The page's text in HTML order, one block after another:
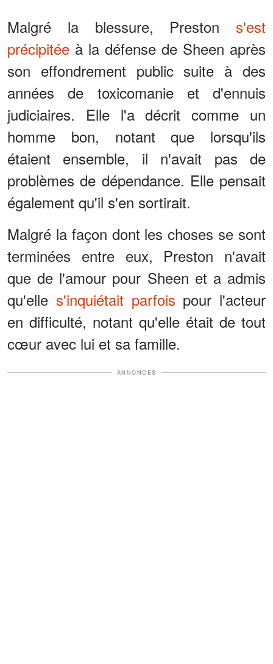
Malgré la blessure, Preston s'est
précipitée à la défense de Sheen après
son effondrement public suite à des
années de toxicomanie et d'ennuis
judiciaires. Elle l'a décrit comme un
homme bon, notant que lorsqu'ils
étaient ensemble, il n'avait pas de
problèmes de dépendance. Elle pensait
également qu'il s'en sortirait.
Malgré la façon dont les choses se sont
terminées entre eux, Preston n'avait
que de l'amour pour Sheen et a admis
qu'elle s'inquiétait parfois pour l'acteur
en difficulté, notant qu'elle était de tout
cœur avec lui et sa famille.
ANNONCES